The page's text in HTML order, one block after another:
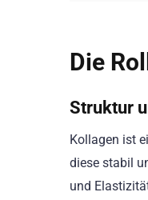
Die
Struktur
Kollagen ist
diese stabil
und